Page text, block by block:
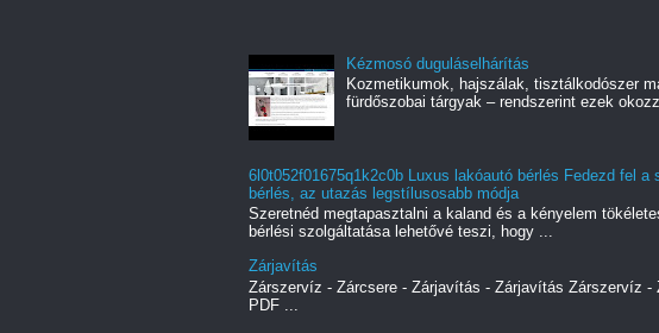
Kézmosó duguláselhárítás
Kozmetikumok, hajszálak, tisztálkodószer
fürdőszobai tárgyak – rendszerint ezek
6l0t052f01675q1k2c0b Luxus lakóautó bérlés Fedezd fel
bérlés, az utazás legstílusosabb módja
Szeretnéd megtapasztalni a kaland és a kényelem
bérlési szolgáltatása lehetővé teszi, hogy ...
Zárjavítás
Zárszervíz - Zárcsere - Zárjavítás - Zárjavítás Zárszervíz
PDF ...